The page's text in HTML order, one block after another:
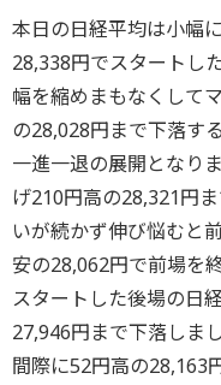
本日の日経平均は小幅
28,338円でスタートし
幅を縮めまもなくして
の28,028円まで下落す
一進一退の展開となり
げ210円高の28,321円
いが続かず伸び悩むと
安の28,062円で前場を
スタートした後場の日
27,946円まで下落しま
間際に52円高の28,163